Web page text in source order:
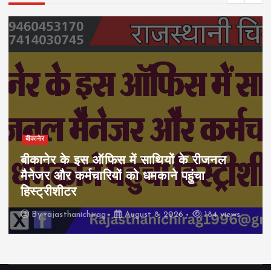
बीकानेर
बीकानेर के इस ऑफिस में साथियों के रीजनल
मैनेजर और कर्मचारियों को धमकाने पहुंचा
हिस्ट्रीशीटर
Byrajasthanichirag August 8, 2026 184 views